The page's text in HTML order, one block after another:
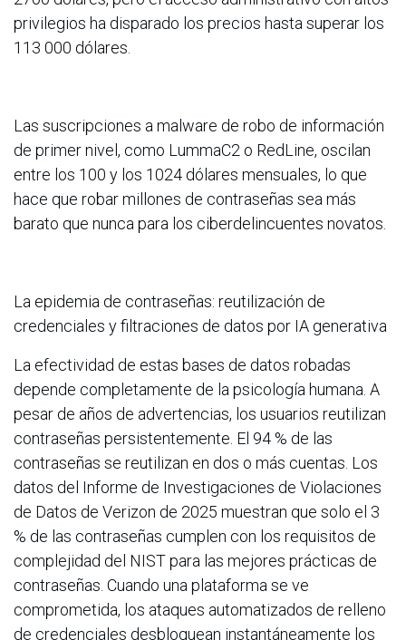
privilegios ha disparado los precios hasta superar los
113 000 dólares.
Las suscripciones a malware de robo de información
de primer nivel, como LummaC2 o RedLine, oscilan
entre los 100 y los 1024 dólares mensuales, lo que
hace que robar millones de contraseñas sea más
barato que nunca para los ciberdelincuentes novatos.
La epidemia de contraseñas: reutilización de
credenciales y filtraciones de datos por IA generativa
La efectividad de estas bases de datos robadas
depende completamente de la psicología humana. A
pesar de años de advertencias, los usuarios reutilizan
contraseñas persistentemente. El 94 % de las
contraseñas se reutilizan en dos o más cuentas. Los
datos del Informe de Investigaciones de Violaciones
de Datos de Verizon de 2025 muestran que solo el 3
% de las contraseñas cumplen con los requisitos de
complejidad del NIST para las mejores prácticas de
contraseñas. Cuando una plataforma se ve
comprometida, los ataques automatizados de relleno
de credenciales desbloquean instantáneamente los